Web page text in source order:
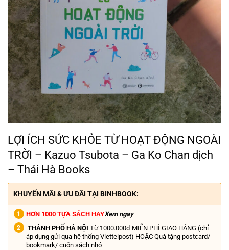
LỢI ÍCH SỨC KHỎE TỪ HOẠT ĐỘNG NGOÀI
TRỜI – Kazuo Tsubota – Ga Ko Chan dịch
– Thái Hà Books
KHUYẾN MÃI & ƯU ĐÃI TẠI BINHBOOK:
HƠN 1000 TỰA SÁCH HAYXem ngay
THÀNH PHỐ HÀ NỘI Từ 1000.000đ MIỄN PHÍ GIAO HÀNG (chỉ
áp dụng gửi qua hệ thống Viettelpost) HOẶC Quà tặng postcard/
bookmark/ cuốn sách nhỏ